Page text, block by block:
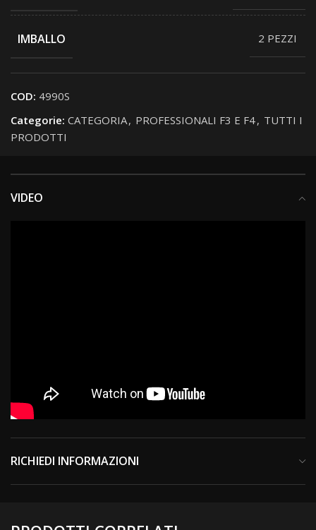
IMBALLO 2 PEZZI
COD: 4990S
Categorie: CATEGORIA, PROFESSIONALI F3 E F4, TUTTI I
PRODOTTI
VIDEO
RICHIEDI INFORMAZIONI